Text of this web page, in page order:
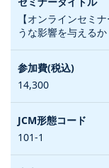
【オンラインセミ
うな影響を与えるか
14,300
101-1